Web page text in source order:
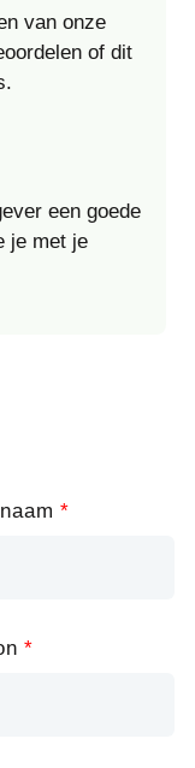
van onze
of dit
een goede
je met je